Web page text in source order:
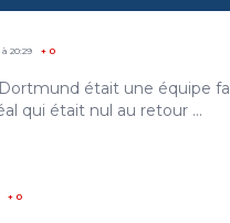
à 20:29 + 0
était une équipe
qui était nul au retour ...
+ 0